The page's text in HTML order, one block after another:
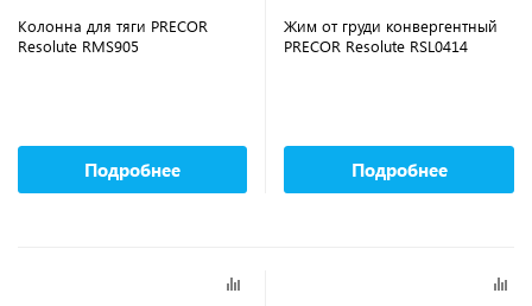
Колонна для тяги PRECOR
Resolute RMS905
Подробнее
Жим от груди конвергентный
PRECOR Resolute RSL0414
Подробнее